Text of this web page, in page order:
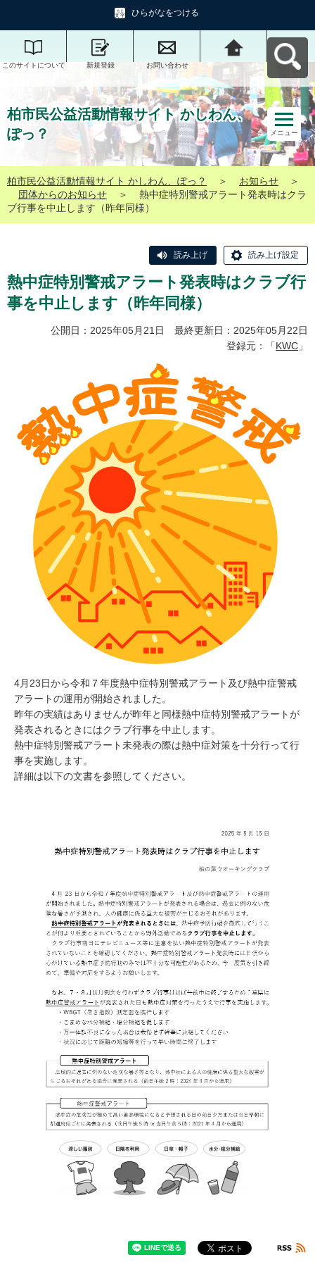
ひらがなをつける
このサイトについて 新規登録 お問い合わせ
柏市民公益活動情報
サイト かしわん、ぽ
っ？へ戻る
柏市民公益活動情報サイト かしわん、
ぽっ？
メニュー
柏市民公益活動情報サイト かしわん、ぽっ？ ＞ お知らせ
＞
団体からのお知らせ
＞
熱中症特別警戒アラート発表時はクラ
ブ行事を中止します（昨年同様）
読み上げ 読み上げ設定
熱中症特別警戒アラート発表時はクラブ行
事を中止します（昨年同様）
公開日：2025年05月21日 最終更新日：2025年05月22日
登録元：「KWC 」
4月23日から令和７年度熱中症特別警戒アラート及び熱中症警戒
アラートの運用が開始されました。
昨年の実績はありませんが昨年と同様熱中症特別警戒アラートが
発表されるときにはクラブ行事を中止します。
熱中症特別警戒アラート未発表の際は熱中症対策を十分行って行
事を実施します。
詳細は以下の文書を参照してください。